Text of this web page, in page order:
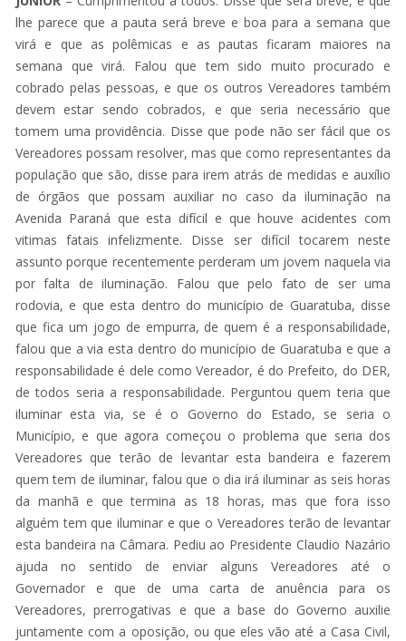
lhe parece que a pauta será breve e boa para a semana que
virá e que as polêmicas e as pautas ficaram maiores na
semana que virá. Falou que tem sido muito procurado e
cobrado pelas pessoas, e que os outros Vereadores também
devem estar sendo cobrados, e que seria necessário que
tomem uma providência. Disse que pode não ser fácil que os
Vereadores possam resolver, mas que como representantes da
população que são, disse para irem atrás de medidas e auxílio
de órgãos que possam auxiliar no caso da iluminação na
Avenida Paraná que esta difícil e que houve acidentes com
vitimas fatais infelizmente. Disse ser difícil tocarem neste
assunto porque recentemente perderam um jovem naquela via
por falta de iluminação. Falou que pelo fato de ser uma
rodovia, e que esta dentro do município de Guaratuba, disse
que fica um jogo de empurra, de quem é a responsabilidade,
falou que a via esta dentro do município de Guaratuba e que a
responsabilidade é dele como Vereador, é do Prefeito, do DER,
de todos seria a responsabilidade. Perguntou quem teria que
iluminar esta via, se é o Governo do Estado, se seria o
Município, e que agora começou o problema que seria dos
Vereadores que terão de levantar esta bandeira e fazerem
quem tem de iluminar, falou que o dia irá iluminar as seis horas
da manhã e que termina as 18 horas, mas que fora isso
alguém tem que iluminar e que o Vereadores terão de levantar
esta bandeira na Câmara. Pediu ao Presidente Claudio Nazário
ajuda no sentido de enviar alguns Vereadores até o
Governador e que de uma carta de anuência para os
Vereadores, prerrogativas e que a base do Governo auxilie
juntamente com a oposição, ou que eles vão até a Casa Civil,